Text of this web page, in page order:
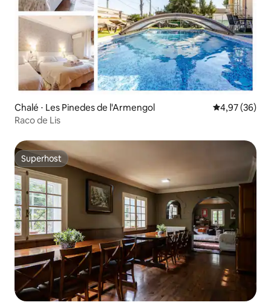
Chalé ⋅ Les Pinedes de l'Armengol 4,97 de uma
4,97 (36)
Raco de Lis
Superhost
Superhost